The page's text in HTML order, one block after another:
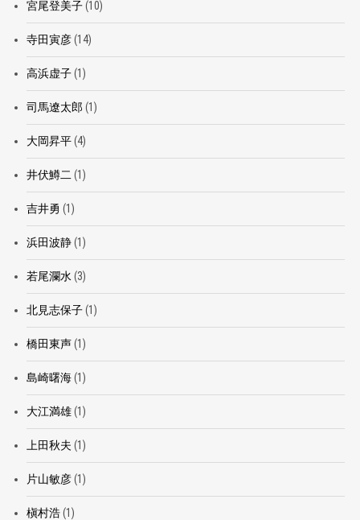
宮尾登美子(10)
寺田寅彦(14)
高浜虚子(1)
司馬遼太郎 (1)
大岡昇平(4)
井伏鱒二 (1)
吉井勇 (1)
浜田波静(1)
若尾瀾水 (3)
北見志保子(1)
橋田東声(1)
島崎曙海(1)
大江満雄(1)
上田秋夫 (1)
片山敏彦(1)
槇村浩(1)